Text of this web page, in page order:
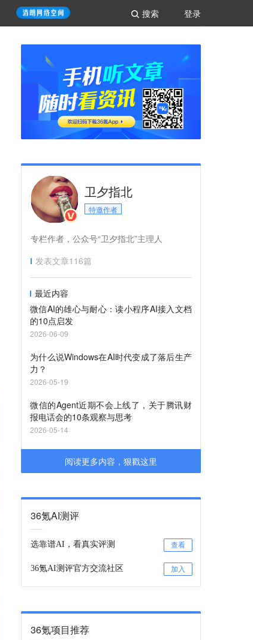
登录
搜索
卫夕指北
特邀作者
专栏作者，公众号“卫夕指北”主理人
发表文章116篇
最近内容
微信AI的雄心与耐心：读小程序AI接入文档
的10点启发
2026-06-09
为什么说Windows在AI时代变成了落后生产
力？
2026-05-19
微信的Agent近期不会上线了，关于腾讯财
报电话会的10条观察与思考
2026-05-14
阅读更多内容，狠戳这里
36氪AI测评
选靠谱AI，看真实评测 查看
36氪AI测评官方交流社区 加入
36氪项目推荐